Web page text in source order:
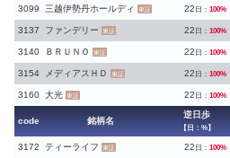
3099 三越伊勢丹ホールディ 東証 22 日： 100%
3137 ファンデリー 東証 22 日： 100%
3140 ＢＲＵＮＯ 東証 22 日： 100%
3154 メディアスＨＤ 東証 22 日： 100%
3160 大光 東証 22 日： 100%
code 銘柄名
逆日歩
【日：%】
3172
ティーライフ 東証 22 日： 100%